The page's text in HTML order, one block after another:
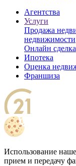
Агентства
Услуги
Продажа
недвижимости
Онлайн сделка
Ипотека
Оценка
Франшиза
Использование
прием и передачу